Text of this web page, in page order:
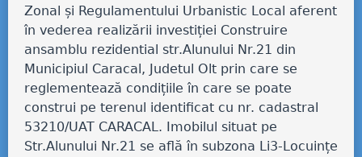
Zonal și Regulamentului Urbanistic Local aferent
în vederea realizării investiției Construire
ansamblu rezidential str.Alunului Nr.21 din
Municipiul Caracal, Judetul Olt prin care se
reglementează condițiile în care se poate
construi pe terenul identificat cu nr. cadastral
53210/UAT CARACAL. Imobilul situat pe
Str.Alunului Nr.21 se află în subzona Li3-Locuințe